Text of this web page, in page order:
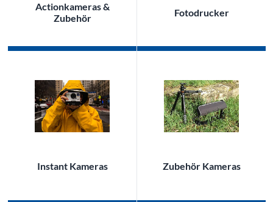
Actionkameras &
Zubehör
Fotodrucker
Instant Kameras Zubehör Kameras